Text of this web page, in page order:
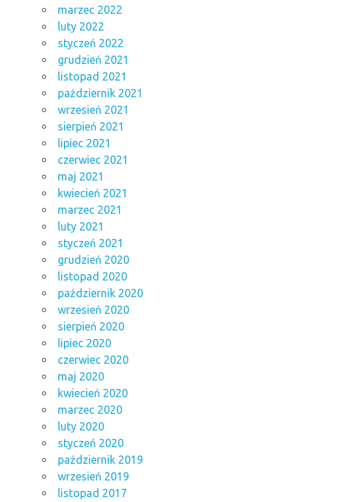
marzec 2022
luty 2022
styczeń 2022
grudzień 2021
listopad 2021
październik 2021
wrzesień 2021
sierpień 2021
lipiec 2021
czerwiec 2021
maj 2021
kwiecień 2021
marzec 2021
luty 2021
styczeń 2021
grudzień 2020
listopad 2020
październik 2020
wrzesień 2020
sierpień 2020
lipiec 2020
czerwiec 2020
maj 2020
kwiecień 2020
marzec 2020
luty 2020
styczeń 2020
październik 2019
wrzesień 2019
listopad 2017